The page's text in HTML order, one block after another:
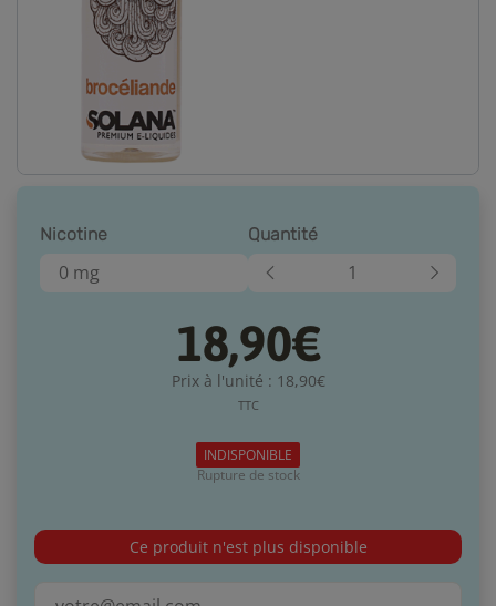
Nicotine
0 mg
Quantité
18,90€
Prix à l'unité : 18,90€
TTC
INDISPONIBLE
Rupture de stock
Ce produit n'est plus disponible